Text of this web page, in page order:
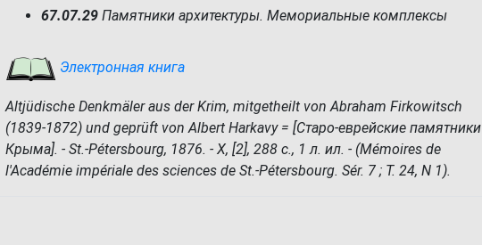
67.07.29 Памятники архитектуры. Мемориальные комплексы
Электронная книга
Altjüdische Denkmäler aus der Krim, mitgetheilt von Abraham Firkowitsch
(1839-1872) und geprüft von Albert Harkavy = [Старо-еврейские памятники
Крыма]. - St.-Pétersbourg, 1876. - X, [2], 288 с., 1 л. ил. - (Mémoires de
l'Académie impériale des sciences de St.-Pétersbourg. Sér. 7 ; T. 24, N 1).